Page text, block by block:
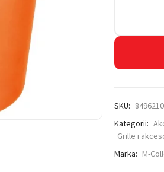
SKU: 8496210
Kategorii:
Grille i
Marka: M-